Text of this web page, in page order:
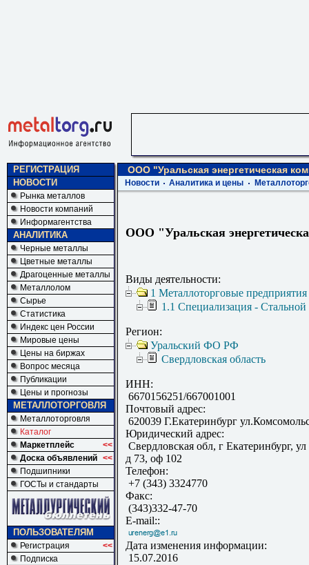
РЕГИСТРАЦИЯ
НОВОСТИ
Рынка металлов
Новости компаний
Информагентства
АНАЛИТИКА
Черные металлы
Цветные металлы
Драгоценные металлы
Металлолом
Сырье
Статистика
Индекс цен России
Мировые цены
Цены на биржах
Вопрос месяца
Публикации
Цены и прогнозы
МЕТАЛЛОТОРГОВЛЯ
Металлоторговля
Каталог
Маркетплейс
<<
Доска объявлений <<
Подшипники
ГОСТы и стандарты
ПОЛЬЗОВАТЕЛЯМ
Регистрация
<<
Подписка
ООО "Уральская энергетическая
Новости Аналитика и цены
ООО "Уральская
Виды деятельности:
1 Металлоторговые
1.1 Специализация - Стальной
Регион:
Уральский ФО РФ
Свердловская область
ИНН:
6670156251/667001001
Почтовый адрес:
620039 Г.Екатеринбург
Юридический адрес:
Свердловская обл, г Екатеринбург,
д 73, оф 102
Телефон:
+7 (343) 3324770
Факс:
(343)332-47-70
E-mail::
Дата изменения информации:
15.07.2016